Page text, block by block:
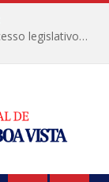
Câmara Municipal informa calendário de recesso legislativo de julho